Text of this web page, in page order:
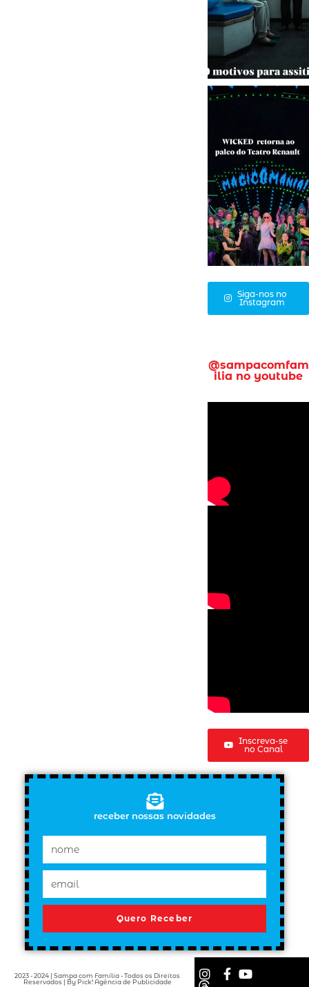
Siga-nos no
Instagram
@sampacomfam
ilia no youtube
Inscreva-se
no Canal
receber nossas novidades
Quero Receber
2023 - 2024 | Sampa com Família - Todos os Direitos
Reservados | By Pick! Agência de Publicidade